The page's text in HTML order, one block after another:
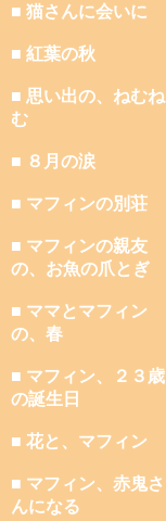
■ 猫さんに会いに
■ 紅葉の秋
■ 思い出の、ねむね
む
■ ８月の涙
■ マフィンの別荘
■ マフィンの親友
の、お魚の爪とぎ
■ ママとマフィン
の、春
■ マフィン、２３歳
の誕生日
■ 花と、マフィン
■ マフィン、赤鬼さ
んになる